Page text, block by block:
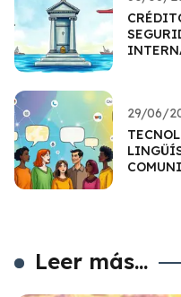
29/06/
Leer más...